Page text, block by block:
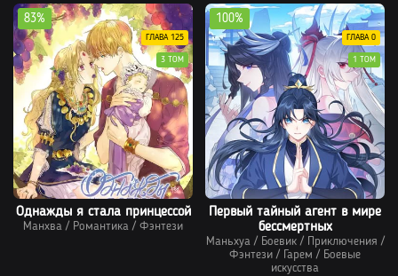
Однажды я стала принцессой
Манхва / Романтика / Фэнтези
83%
ГЛАВА 125
3 ТОМ
Первый тайный агент в мире
бессмертных
Маньхуа/ Боевик/ Приключения /
Фэнтези / Гарем / Боевые
искусства
100%
ГЛАВА 0
1 ТОМ